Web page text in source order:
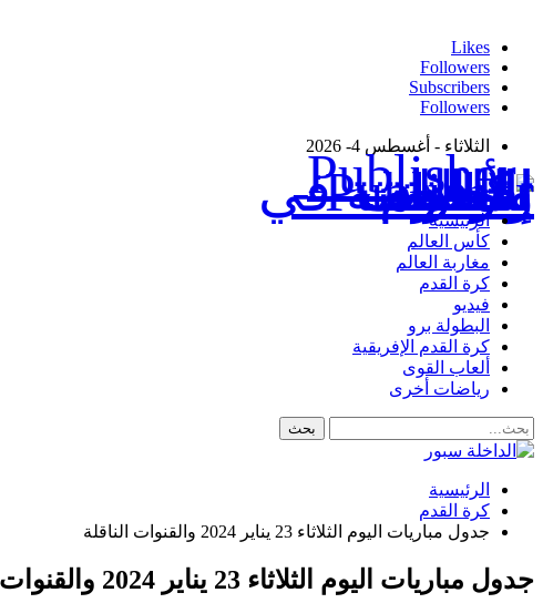
Likes
Followers
Subscribers
Followers
الثلاثاء - أغسطس 4- 2026
Publisher - تغطية إخبارية لكافة الأحداث الرياضية في المغرب والعالم.
الرئيسية
كأس العالم
مغاربة العالم
كرة القدم
فيديو
البطولة برو
كرة القدم الإفريقية
ألعاب القوى
رياضات أخرى
الرئيسية
كرة القدم
جدول مباريات اليوم الثلاثاء 23 يناير 2024 والقنوات الناقلة
جدول مباريات اليوم الثلاثاء 23 يناير 2024 والقنوات الناقلة